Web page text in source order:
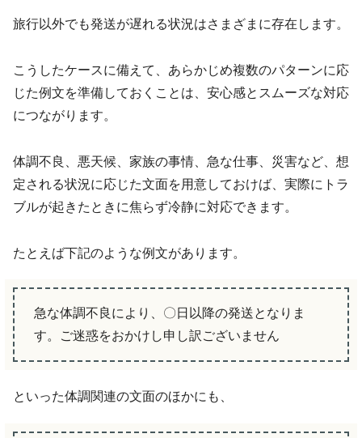
旅行以外でも発送が遅れる状況はさまざまに存在します。
こうしたケースに備えて、あらかじめ複数のパターンに応
じた例文を準備しておくことは、安心感とスムーズな対応
につながります。
体調不良、悪天候、家族の事情、急な仕事、災害など、想
定される状況に応じた文面を用意しておけば、実際にトラ
ブルが起きたときに焦らず冷静に対応できます。
たとえば下記のような例文があります。
急な体調不良により、〇日以降の発送となりま
す。ご迷惑をおかけし申し訳ございません
といった体調関連の文面のほかにも、